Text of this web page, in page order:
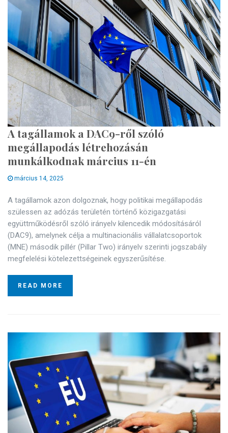
A tagállamok a DAC9-ről szóló
megállapodás létrehozásán
munkálkodnak március 11-én
március 14, 2025
A tagállamok azon dolgoznak, hogy politikai megállapodás
szülessen az adózás területén történő közigazgatási
együttműködésről szóló irányelv kilencedik módosításáról
(DAC9), amelynek célja a multinacionális vállalatcsoportok
(MNE) második pillér (Pillar Two) irányelv szerinti jogszabály
megfelelési kötelezettségeinek egyszerűsítése.
READ MORE